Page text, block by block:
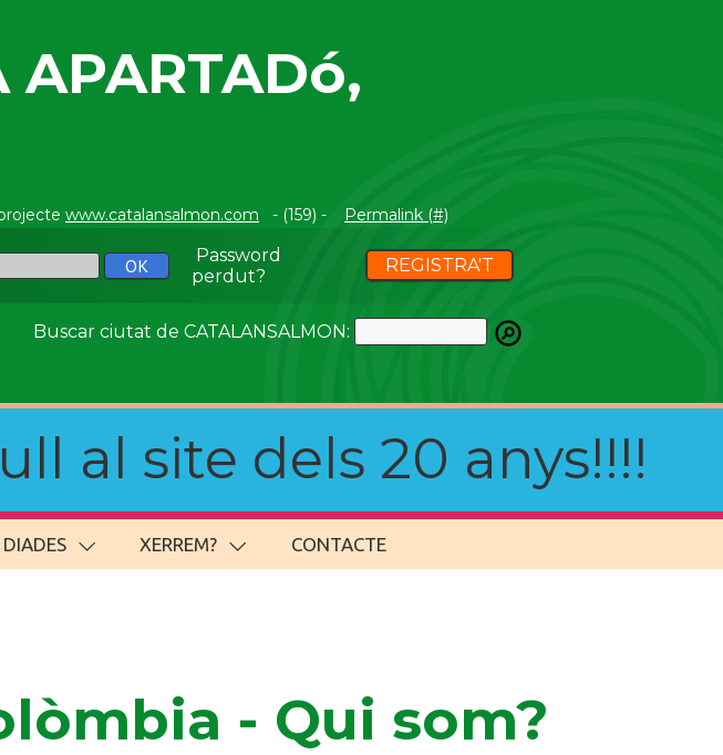
APARTADó,
www.catalansalmon.com - (159) - Permalink (#)
Password
perdut?
REGISTRA'T
Buscar ciutat de CATALANSALMON:
al site dels 20 anys!!!!
DIADES XERREM? CONTACTE
- Qui som?